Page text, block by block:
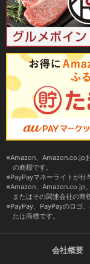
Amazon、Amazon.co.jp
の商標です。
PayPayマネーライトが付
Amazon、Amazon.co.jp
またはその関連会社の商
PayPay、PayPayのロゴ
たは商標です。
会社概要